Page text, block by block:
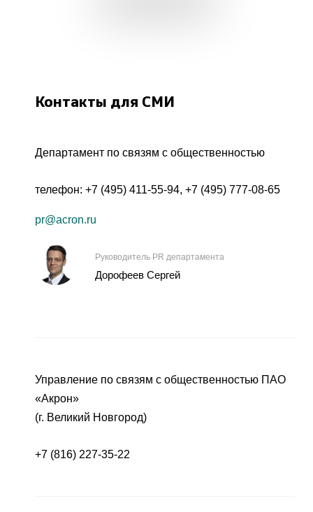
Контакты для СМИ
Департамент по связям с общественностью
телефон: +7 (495) 411-55-94, +7 (495) 777-08-65
pr@acron.ru
Руководитель PR департамента
Дорофеев Сергей
Управление по связям с общественностью ПАО
«Акрон»
(г. Великий Новгород)
+7 (816) 227-35-22